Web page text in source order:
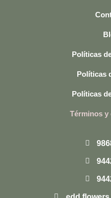
Políticas
Políticas
Políticas
Términos y